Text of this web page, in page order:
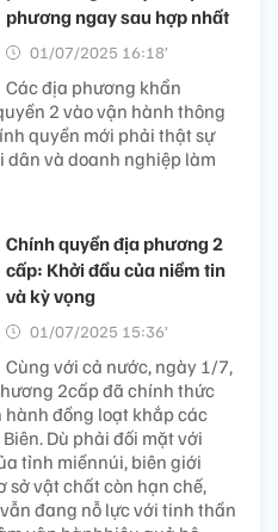
phương ngay sau hợp nhất
01/07/2025 16:18’
Các địa phương khẩn
2 vào vận hành thông
quyền mới phải thật sự
dân và doanh nghiệp làm
Chính quyền địa phương 2
cấp: Khởi đầu của niềm tin
và kỳ vọng
01/07/2025 15:36’
Cùng với cả nước, ngày 1/7,
2cấp đã chính thức
đồng loạt khắp các
Dù phải đối mặt với
tỉnh miềnnúi, biên giới
sở vật chất còn hạn chế,
đang nỗ lực với tinh thần